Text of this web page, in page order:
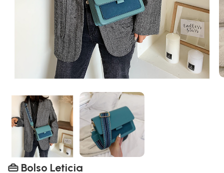
👜 Bolso Leticia